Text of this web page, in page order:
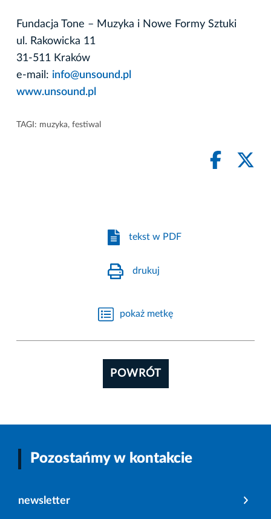
Fundacja Tone – Muzyka i Nowe Formy Sztuki
ul. Rakowicka 11
31-511 Kraków
e-mail: info@unsound.pl
www.unsound.pl
TAGI: muzyka, festiwal
tekst w PDF
drukuj
pokaż metkę
POWRÓT
Pozostańmy w kontakcie
newsletter